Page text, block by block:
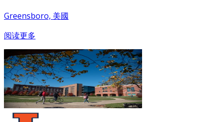
Greensboro, 美國
阅读更多